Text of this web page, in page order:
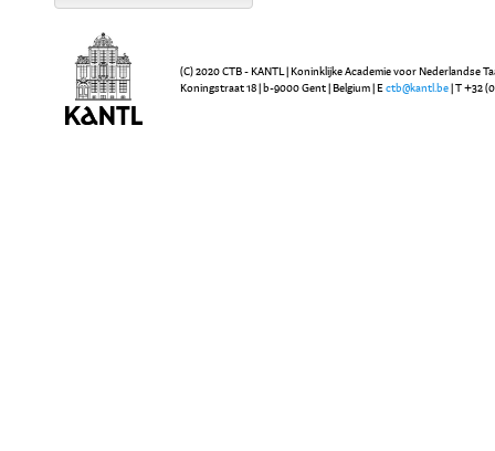
(C) 2020 CTB - KANTL | Koninklijke Academie voor Nederlandse
Koningstraat 18 | b-9000 Gent | Belgium | E ctb@kantl.be | T +32